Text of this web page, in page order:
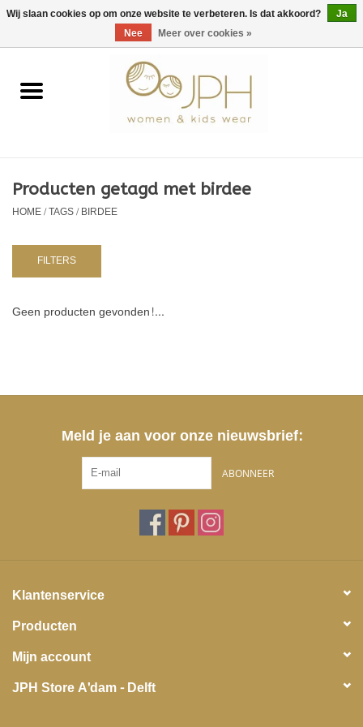
EUR/GBP/USD 0 Artikelen - €0,00
Home
Kids
NURSERY / TABLEWARE
Producten getagd met birdee
HOME/TAGS/BIRDEE
FILTERS
Geen producten gevonden!...
Meld je aan voor onze nieuwsbrief:
ABONNEER
Klantenservice
Producten
Mijn account
JPH Store A'dam - Delft
Wij slaan cookies op om onze website te verbeteren. Is dat akkoord?
Ja
Nee
Meer over cookies »